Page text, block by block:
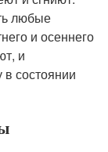
любые
и осеннего
и
состоянии